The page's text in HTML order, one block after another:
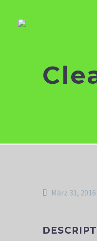
März 31, 2016